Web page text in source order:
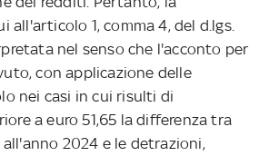
all'articolo 1, comma 4, del d.lgs.
nel senso che l'acconto per
con applicazione delle
nei casi in cui risulti di
a euro 51,65 la differenza tra
2024 e le detrazioni,